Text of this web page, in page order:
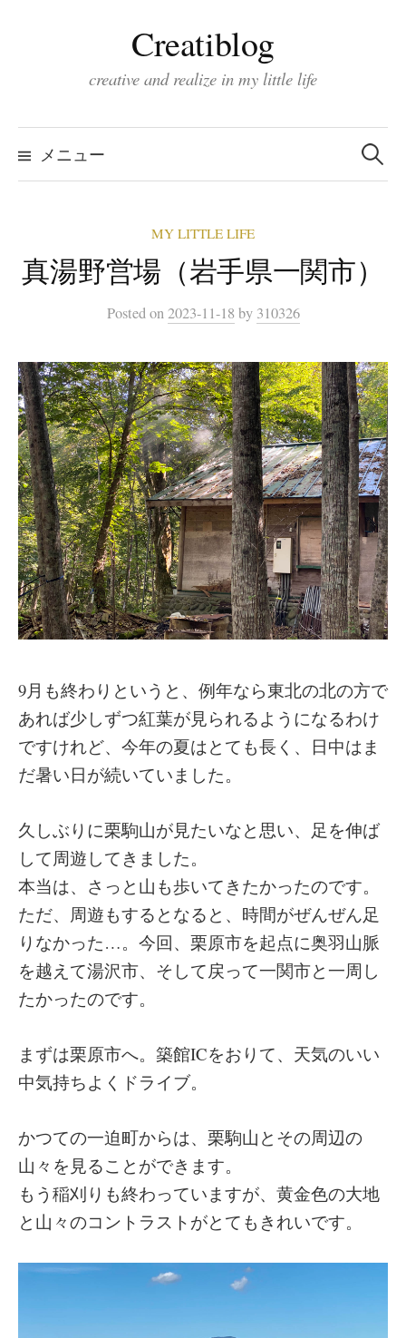
ツ
へ
ス
プ
Creatiblog
creative and realize in my little life
メニュー
検
索:
MY LITTLE LIFE
真湯野営場（岩手県一関市）
Postedon2023-11-18 by 310326
9月も終わりというと、例年なら東北の北の方で
あれば少しずつ紅葉が見られるようになるわけ
ですけれど、今年の夏はとても長く、日中はま
だ暑い日が続いていました。
久しぶりに栗駒山が見たいなと思い、足を伸ば
して周遊してきました。
本当は、さっと山も歩いてきたかったのです。
ただ、周遊もするとなると、時間がぜんぜん足
りなかった…。今回、栗原市を起点に奥羽山脈
を越えて湯沢市、そして戻って一関市と一周し
たかったのです。
まずは栗原市へ。築館ICをおりて、天気のいい
中気持ちよくドライブ。
かつての一迫町からは、栗駒山とその周辺の
山々を見ることができます。
もう稲刈りも終わっていますが、黄金色の大地
と山々のコントラストがとてもきれいです。